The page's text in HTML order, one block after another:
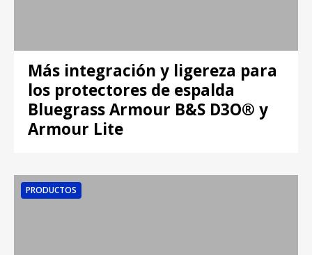
Más integración y ligereza para
los protectores de espalda
Bluegrass Armour B&S D3O® y
Armour Lite
PRODUCTOS